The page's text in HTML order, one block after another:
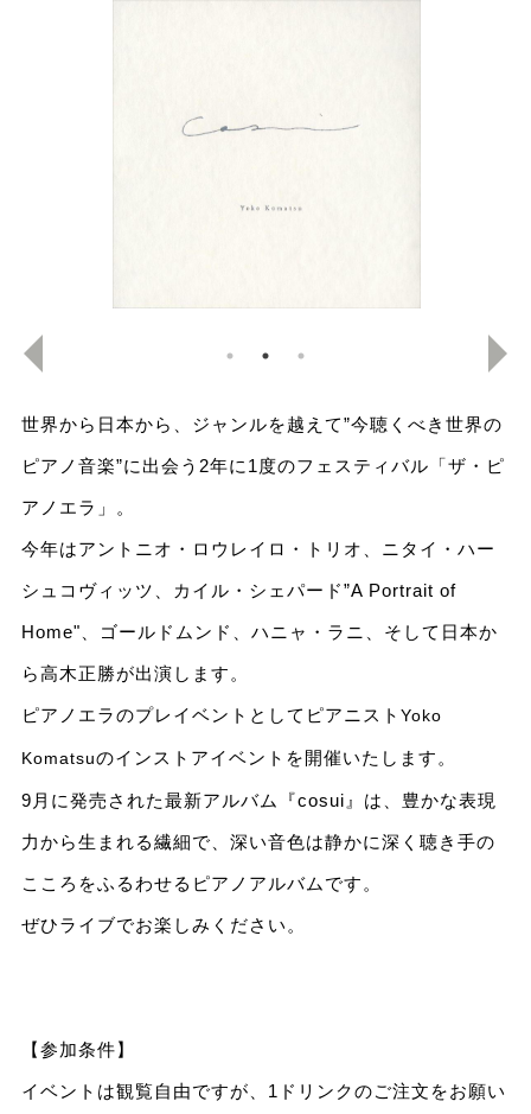
世界から日本から、ジャンルを越えて”今聴くべき世界の
ピアノ音楽”に出会う2年に1度のフェスティバル「ザ・ピ
アノエラ」。
今年はアントニオ・ロウレイロ・トリオ、ニタイ・ハー
シュコヴィッツ、カイル・シェパード”A Portrait of
Home"、ゴールドムンド、ハニャ・ラニ、そして日本か
ら高木正勝が出演します。
ピアノエラのプレイベントとしてピアニスト Yoko
Komatsuのインストアイベントを開催いたします。
9月に発売された最新アルバム『cosui』は、豊かな表現
力から生まれる繊細で、深い音色は静かに深く聴き手の
こころをふるわせるピアノアルバムです。
ぜひライブでお楽しみください。
【参加条件】
イベントは観覧自由ですが、1ドリンクのご注文をお願い